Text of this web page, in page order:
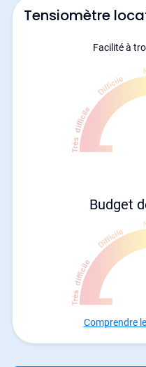
Tensiomètre
Facilité à
Budget
Comprendre